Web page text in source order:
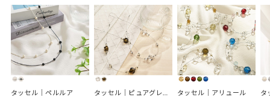
タッセル｜ペルルア タッセル｜アリュール タ